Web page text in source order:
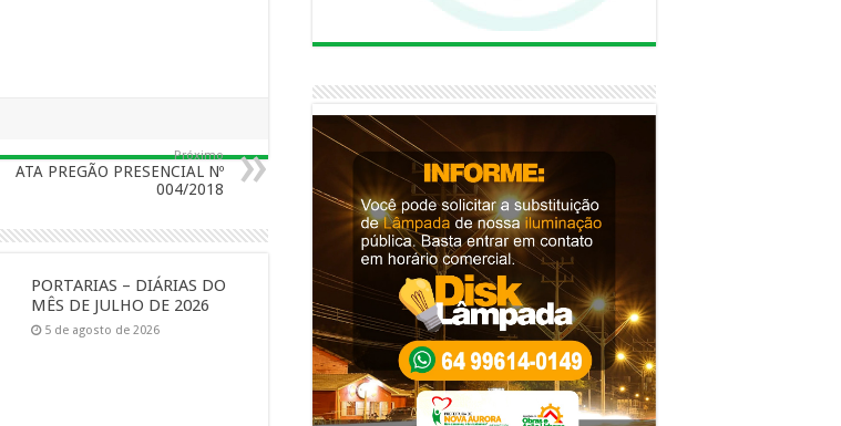
Próximo
ATA PREGÃO PRESENCIAL Nº
004/2018
PORTARIAS – DIÁRIAS DO
MÊS DE JULHO DE 2026
5 de agosto de 2026